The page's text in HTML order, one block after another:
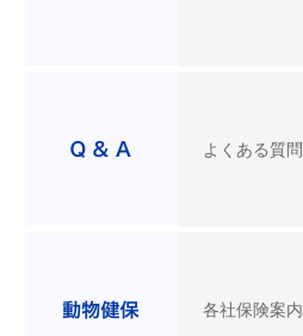
よくある質問
各社保険案内